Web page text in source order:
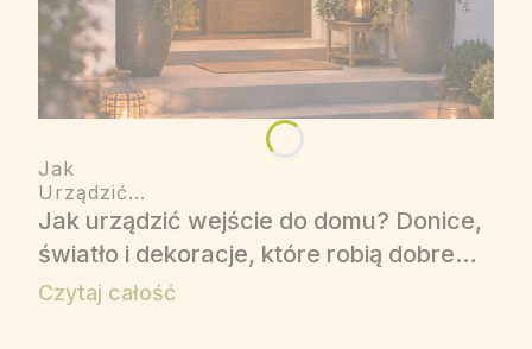
Jak
Urządzić...
Jak urządzić wejście do domu? Donice,
światło i dekoracje, które robią dobre
pierwsze wrażenie
Czytaj całość